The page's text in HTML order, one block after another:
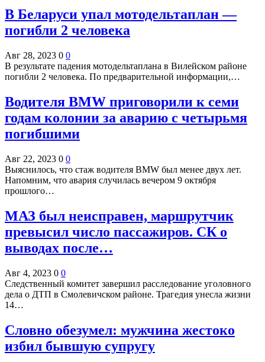
В Беларуси упал мотодельтаплан —
погибли 2 человека
Авг 28, 2023 0 0
В результате падения мотодельтаплана в Вилейском районе
погибли 2 человека. По предварительной информации,…
Водителя BMW приговорили к семи
годам колонии за аварию с четырьмя
погибшими
Авг 22, 2023 0 0
Выяснилось, что стаж водителя BMW был менее двух лет.
Напомним, что авария случилась вечером 9 октября
прошлого…
МАЗ был неисправен, маршрутчик
превысил число пассажиров. СК о
выводах после…
Авг 4, 2023 0 0
Следственный комитет завершил расследование уголовного
дела о ДТП в Смолевичском районе. Трагедия унесла жизни
14…
Словно обезумел: мужчина жестоко
избил бывшую супругу